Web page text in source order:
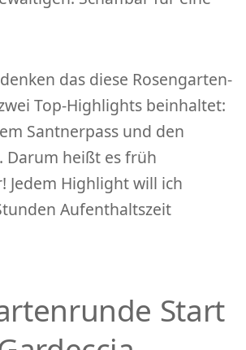
das diese Rosengarten-
Top-Highlights beinhaltet:
Santnerpass und den
Darum heißt es früh
Jedem Highlight will ich
Aufenthaltszeit
Start